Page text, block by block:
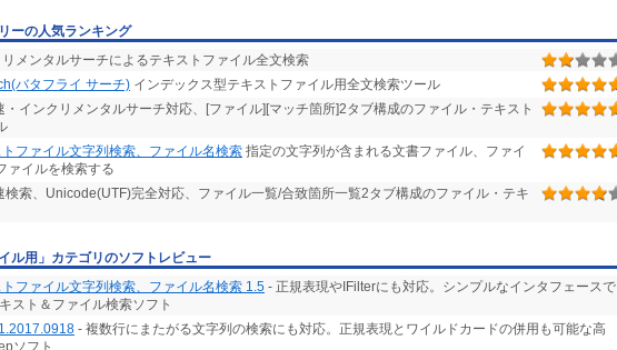
ーの人気ランキング
リメンタルサーチによるテキストファイル全文検索
バタフライ サーチ) インデックス型テキストファイル用全文検索ツール
・インクリメンタルサーチ対応、[ファイル][マッチ箇所]2タブ構成のファイル・テキスト
ファイル文字列検索、ファイル名検索 指定の文字列が含まれる文書ファイル、ファイ
ァイルを検索する
検索、Unicode(UTF)完全対応、ファイル一覧/合致箇所一覧2タブ構成のファイル・テキ
ル用」カテゴリのソフトレビュー
ファイル文字列検索、ファイル名検索 1.5 - 正規表現やIFilterにも対応。シンプルなインタフェースで
スト＆ファイル検索ソフト
- 複数行にまたがる文字列の検索にも対応。正規表現とワイルドカードの併用も可能な高
ソフト